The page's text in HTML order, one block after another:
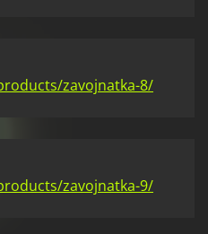
zavojnatka-8/
zavojnatka-9/